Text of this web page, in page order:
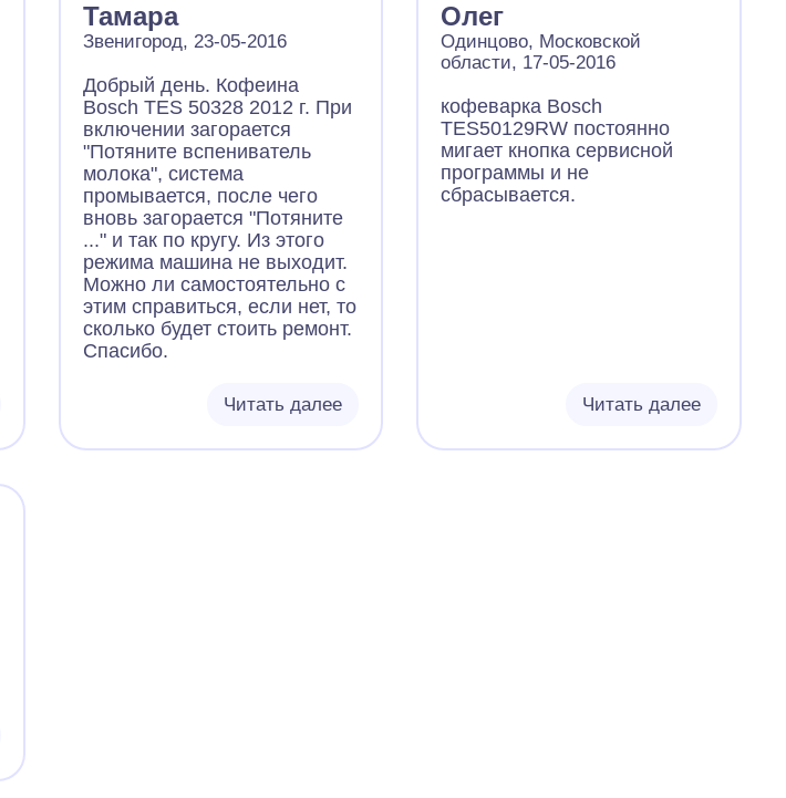
Тамара
Звенигород, 23-05-2016
Добрый день. Кофеина
Bosch TES 50328 2012 г. При
включении загорается
"Потяните вспениватель
молока", система
промывается, после чего
вновь загорается "Потяните
..." и так по кругу. Из этого
режима машина не выходит.
Можно ли самостоятельно с
этим справиться, если нет, то
сколько будет стоить ремонт.
Спасибо.
Читать далее
Олег
Одинцово, Московской
области, 17-05-2016
кофеварка Bosch
TES50129RW постоянно
мигает кнопка сервисной
программы и не
сбрасывается.
Читать далее